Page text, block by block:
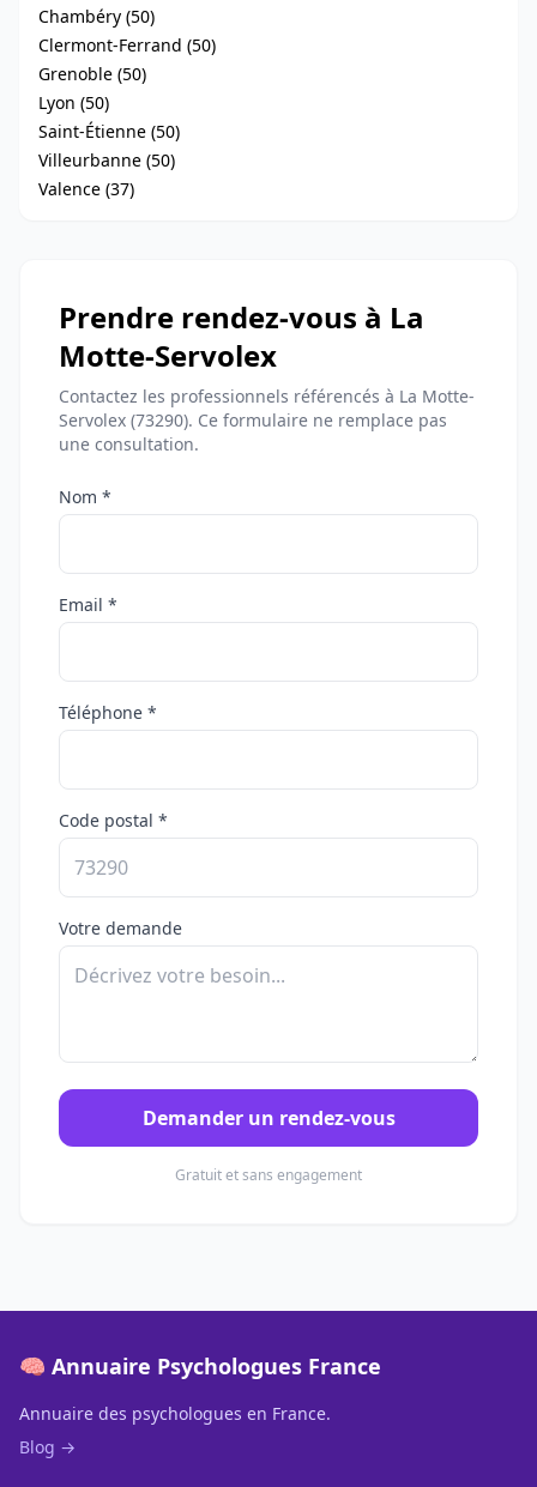
Chambéry (50)
Clermont-Ferrand (50)
Grenoble (50)
Lyon (50)
Saint-Étienne (50)
Villeurbanne (50)
Valence (37)
Prendre rendez-vous à La
Motte-Servolex
Contactez les professionnels référencés à La Motte-
Servolex (73290). Ce formulaire ne remplace pas
une consultation.
Nom *
Email *
Téléphone *
Code postal *
Votre demande
Demander un rendez-vous
Gratuit et sans engagement
🧠 Annuaire Psychologues France
Annuaire des psychologues en France.
Blog →